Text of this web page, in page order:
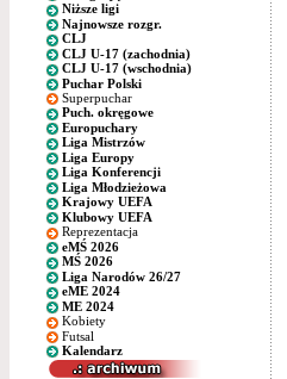
Niższe ligi
Najnowsze rozgr.
CLJ
CLJ U-17 (zachodnia)
CLJ U-17 (wschodnia)
Puchar Polski
Superpuchar
Puch. okręgowe
Europuchary
Liga Mistrzów
Liga Europy
Liga Konferencji
Liga Młodzieżowa
Krajowy UEFA
Klubowy UEFA
Reprezentacja
eMŚ 2026
MŚ 2026
Liga Narodów 26/27
eME 2024
ME 2024
Kobiety
Futsal
Kalendarz